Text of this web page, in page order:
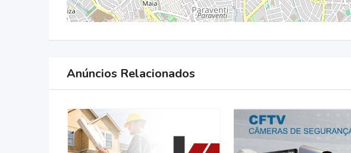
Anúncios Relacionados